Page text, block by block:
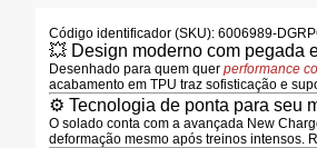
Código identificador (SKU): 6006989-
💥 Design moderno com pegada
Desenhado para quem quer performance
acabamento em TPU traz sofisticação e
⚙ Tecnologia de ponta para seu
O solado conta com a avançada New
deformação mesmo após treinos intensos.